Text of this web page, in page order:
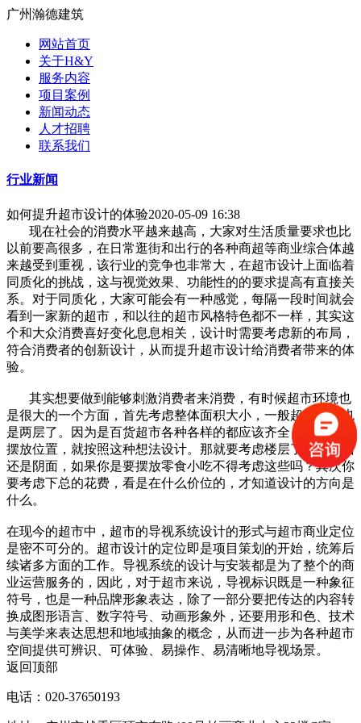
广州瀚德建筑
网站首页
关于H&Y
服务内容
项目案例
新闻动态
人才招聘
联系我们
行业新闻
如何提升超市设计的体验2020-05-09 16:38
现在社会的消费水平越来越高，大家对生活质量要求也比
以前要高很多，在日常逛街和出行的各种商超等商业综合体越
来越受到重视，该行业的竞争也非常大，在超市设计上面临着
同质化的挑战，这与视觉效果、功能性的的要求提高有直接关
系。对于同质化，大家可能会有一种感觉，每隔一段时间就会
看到一家新的超市，和以往的超市风格特色都不一样，其实这
个和大众消费喜好变化息息相关，设计时需要考虑新的布局，
符合消费者的创新设计，从而提升超市设计给消费者带来的体
验。
其实想要做到能够刺激消费者来消费，有时候超市环境也
是很大的一个方面，首先考虑整体面积大小，一般超市最少也
是两层了。因为是百货超市各种各样的都应该齐全，也有各自
摆放位置，就按照这种想法设计。那就要考虑楼层了，朝阳面
还是阴面，如果你是要摆放零食小吃不得考虑这些吗？其次你
要考虑下总的花费，看是在什么价位的，才知道设计的方向是
什么。
在现今的超市中，超市的导视系统设计的形式与超市商业定位
是密不可分的。超市设计的定位即是项目策划的开始，统筹后
续诸多方面的工作。导视系统的设计与安装都是为了整个的商
业运营服务的，因此，对于超市来说，导视标识既是一种象征
符号，也是一种品牌形象表达，除了一部分要把传达的内容转
换成图形语言、数字符号、动画形象外，还要用形和色、技术
与美学来表达思想和地域抽象的概念，从而进一步为各种超市
空间提供可辨识、可体验、易操作、易清晰地导视场景。
返回顶部
电话：020-37650193